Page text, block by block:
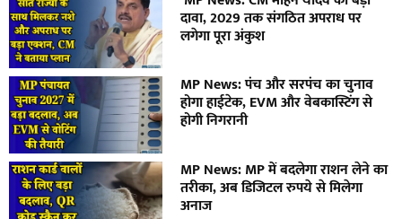
दावा, 2029 तक संगठित अपराध पर
लगेगा पूरा अंकुश
MP News: पंच और सरपंच का चुनाव
होगा हाईटेक, EVM और वेबकास्टिंग से
होगी निगरानी
MP News: MP में बदलेगा राशन लेने का
तरीका, अब डिजिटल रुपये से मिलेगा
अनाज